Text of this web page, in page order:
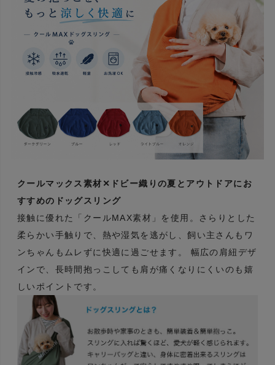
クールマックス素材✕ドビー織りの夏とアウトドアにお
すすめのドッグスリング
接触に優れた「クールMAX素材」を使用。さらりとした
柔らかい手触りで、熱や湿気を逃がし、飼い主さんもワ
ンちゃんもムレずに快適に過ごせます。 幅広の肩紐デザ
インで、長時間抱っこしても肩が痛くなりにくいのも嬉
しいポイントです。